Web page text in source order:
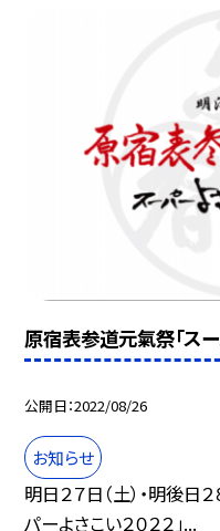
原宿表参道元氣祭「スー
公開日 2022/08/26
お知らせ
明日２７日（土）・明後日
パーよさこい２０２２」...